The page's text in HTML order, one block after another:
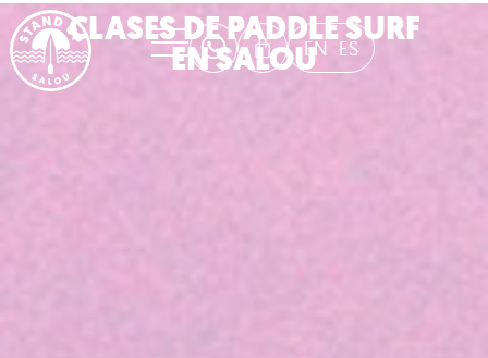
EN ES
CLASES DE PADDLE SURF
EN SALOU